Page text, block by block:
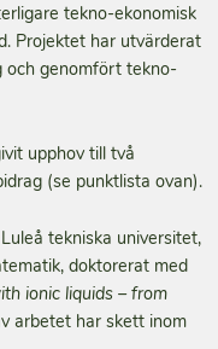
tekno-ekonomisk
Projektet har utvärderat
och genomfört tekno-
upphov till två
(se punktlista ovan).
tekniska universitet,
doktorerat med
ionic liquids – from
arbetet har skett inom